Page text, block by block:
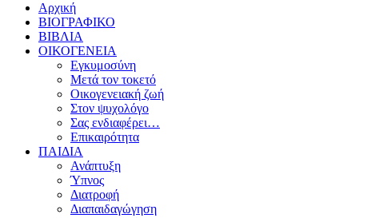
Αρχική
ΒΙΟΓΡΑΦΙΚΟ
ΒΙΒΛΙΑ
ΟΙΚΟΓΕΝΕΙΑ
Εγκυμοσύνη
Μετά τον τοκετό
Οικογενειακή ζωή
Στον ψυχολόγο
Σας ενδιαφέρει…
Επικαιρότητα
ΠΑΙΔΙΑ
Ανάπτυξη
Ύπνος
Διατροφή
Διαπαιδαγώγηση